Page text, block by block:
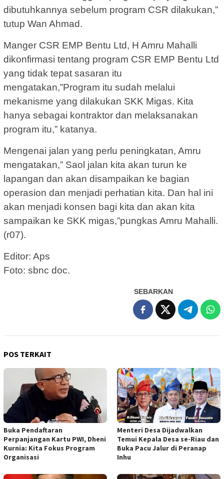
dibutuhkannya sebelum program CSR dilakukan,”
tutup Wan Ahmad.
Manger CSR EMP Bentu Ltd, H Amru Mahalli
dikonfirmasi tentang program CSR EMP Bentu Ltd
yang tidak tepat sasaran itu
mengatakan,”Program itu sudah melalui
mekanisme yang dilakukan SKK Migas. Kita
hanya sebagai kontraktor dan melaksanakan
program itu,” katanya.
Mengenai jalan yang perlu peningkatan, Amru
mengatakan,” Saol jalan kita akan turun ke
lapangan dan akan disampaikan ke bagian
operasion dan menjadi perhatian kita. Dan hal ini
akan menjadi konsen bagi kita dan akan kita
sampaikan ke SKK migas,”pungkas Amru Mahalli.
(r07).
Editor: Aps
Foto: sbnc doc.
SEBARKAN
POS TERKAIT
Buka Pendaftaran
Perpanjangan Kartu PWI, Dheni
Kurnia: Kita Fokus Program
Organisasi
Menteri Desa Dijadwalkan
Temui Kepala Desa se-Riau dan
Buka Pacu Jalur di Peranap
Inhu